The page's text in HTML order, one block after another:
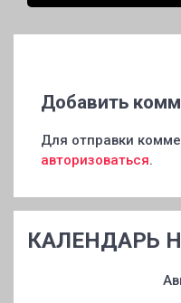
Добавить
Для отправки
авторизоваться.
КАЛЕНДАРЬ